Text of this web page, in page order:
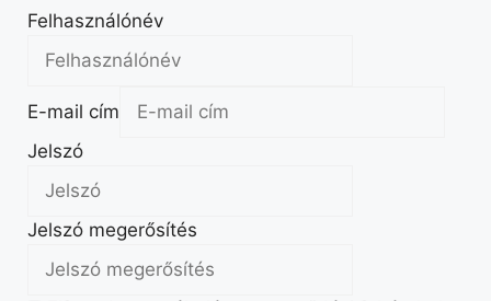
Felhasználónév
E-mail cím
Jelszó
Jelszó megerősítés